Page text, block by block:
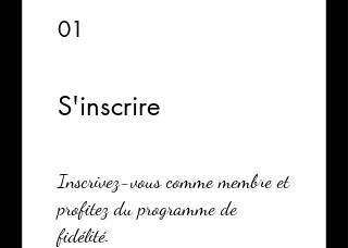
01
S'inscrire
Inscrivez-vous comme membre et
profitez du programme de
fidélité.